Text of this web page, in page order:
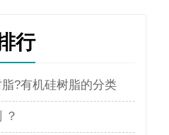
行
?有机硅树脂的分类
？